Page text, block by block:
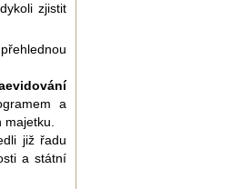
zjistit
a
již řadu
a státní